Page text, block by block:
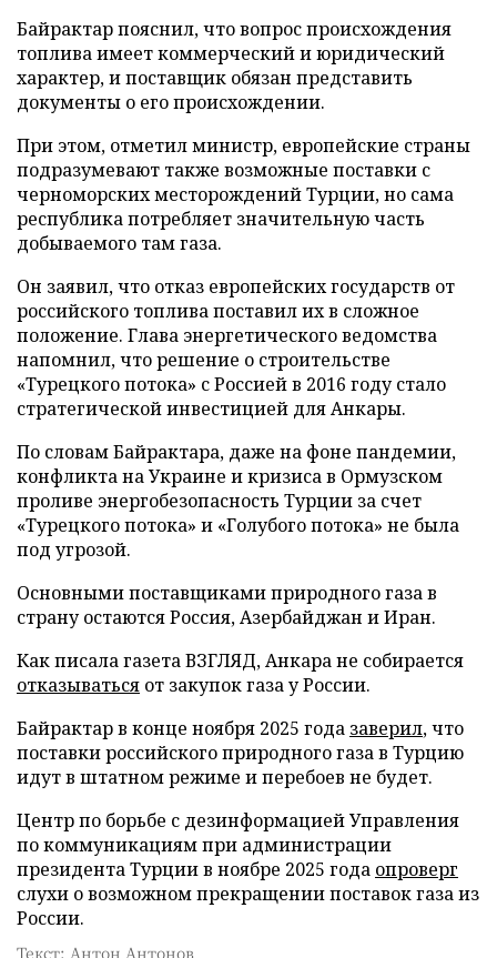
Байрактар пояснил, что вопрос происхождения
топлива имеет коммерческий и юридический
характер, и поставщик обязан представить
документы о его происхождении.
При этом, отметил министр, европейские страны
подразумевают также возможные поставки с
черноморских месторождений Турции, но сама
республика потребляет значительную часть
добываемого там газа.
Он заявил, что отказ европейских государств от
российского топлива поставил их в сложное
положение. Глава энергетического ведомства
напомнил, что решение о строительстве
«Турецкого потока» с Россией в 2016 году стало
стратегической инвестицией для Анкары.
По словам Байрактара, даже на фоне пандемии,
конфликта на Украине и кризиса в Ормузском
проливе энергобезопасность Турции за счет
«Турецкого потока» и «Голубого потока» не была
под угрозой.
Основными поставщиками природного газа в
страну остаются Россия, Азербайджан и Иран.
Как писала газета ВЗГЛЯД, Анкара не собирается
отказываться от закупок газа у России.
Байрактар в конце ноября 2025 года заверил, что
поставки российского природного газа в Турцию
идут в штатном режиме и перебоев не будет.
Центр по борьбе с дезинформацией Управления
по коммуникациям при администрации
президента Турции в ноябре 2025 года опроверг
слухи о возможном прекращении поставок газа из
России.
Текст: Антон Антонов